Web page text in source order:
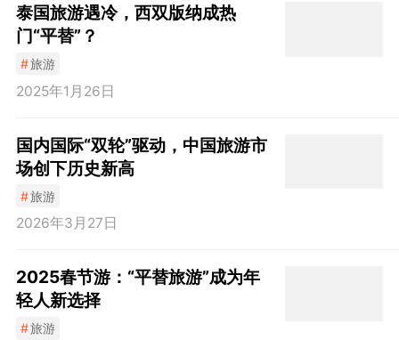
泰国旅游遇冷，西双版纳成热
门“平替”？
#旅游
2025年1月26日
国内国际“双轮”驱动，中国旅游市
场创下历史新高
#旅游
2026年3月27日
2025春节游：“平替旅游”成为年
轻人新选择
#旅游